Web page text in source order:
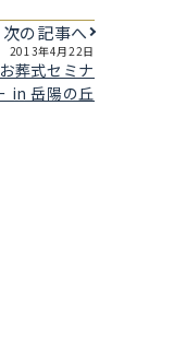
次の記事へ
2013年4月22日
式セミナ
in 岳陽の丘